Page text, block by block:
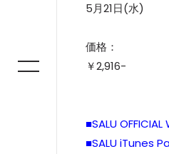
5月21日(水)
価格：
￥2,916-
■SALU OFFICIAL
■SALU iTunes